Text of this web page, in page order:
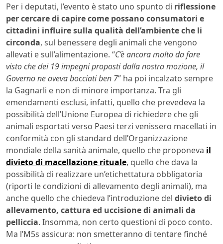
Per i deputati, l’evento è stato uno spunto di riflessione
per cercare di capire come possano consumatori e
cittadini influire sulla qualità dell’ambiente che li
circonda, sul benessere degli animali che vengono
allevati e sull’alimentazione. “C’è ancora molto da fare
visto che dei 19 impegni proposti dalla nostra mozione, il
Governo ne aveva bocciati ben 7” ha poi incalzato sempre
la Gagnarli e non di minore importanza. Tra gli
emendamenti esclusi, infatti, quello che prevedeva la
possibilità dell’Unione Europea di richiedere che gli
animali esportati verso Paesi terzi venissero macellati in
conformità con gli standard dell’Organizzazione
mondiale della sanità animale, quello che proponeva il
divieto di macellazione rituale, quello che dava la
possibilità di realizzare un’etichettatura obbligatoria
(riporti le condizioni di allevamento degli animali), ma
anche quello che chiedeva l’introduzione del divieto di
allevamento, cattura ed uccisione di animali da
pelliccia. Insomma, non certo questioni di poco conto.
Ma l’M5s assicura: non smetteranno di tentare finché